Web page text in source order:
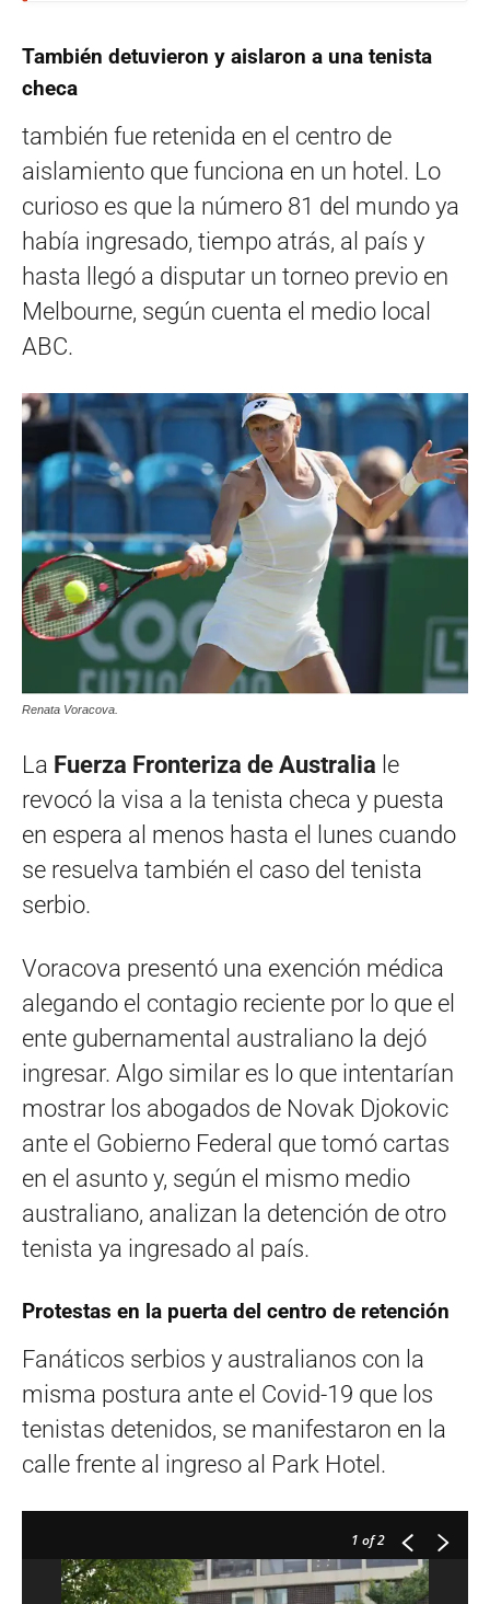
También detuvieron y aislaron a una tenista
checa
también fue retenida en el centro de
aislamiento que funciona en un hotel. Lo
curioso es que la número 81 del mundo ya
había ingresado, tiempo atrás, al país y
hasta llegó a disputar un torneo previo en
Melbourne, según cuenta el medio local
ABC.
Renata Voracova.
La Fuerza Fronteriza de Australia le
revocó la visa a la tenista checa y puesta
en espera al menos hasta el lunes cuando
se resuelva también el caso del tenista
serbio.
Voracova presentó una exención médica
alegando el contagio reciente por lo que el
ente gubernamental australiano la dejó
ingresar. Algo similar es lo que intentarían
mostrar los abogados de Novak Djokovic
ante el Gobierno Federal que tomó cartas
en el asunto y, según el mismo medio
australiano, analizan la detención de otro
tenista ya ingresado al país.
Protestas en la puerta del centro de retención
Fanáticos serbios y australianos con la
misma postura ante el Covid-19 que los
tenistas detenidos, se manifestaron en la
calle frente al ingreso al Park Hotel.
1 of 2